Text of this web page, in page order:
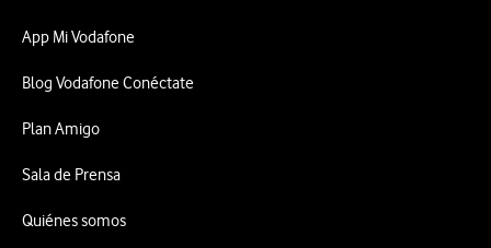
App Mi Vodafone
Blog Vodafone Conéctate
Plan Amigo
Sala de Prensa
Quiénes somos